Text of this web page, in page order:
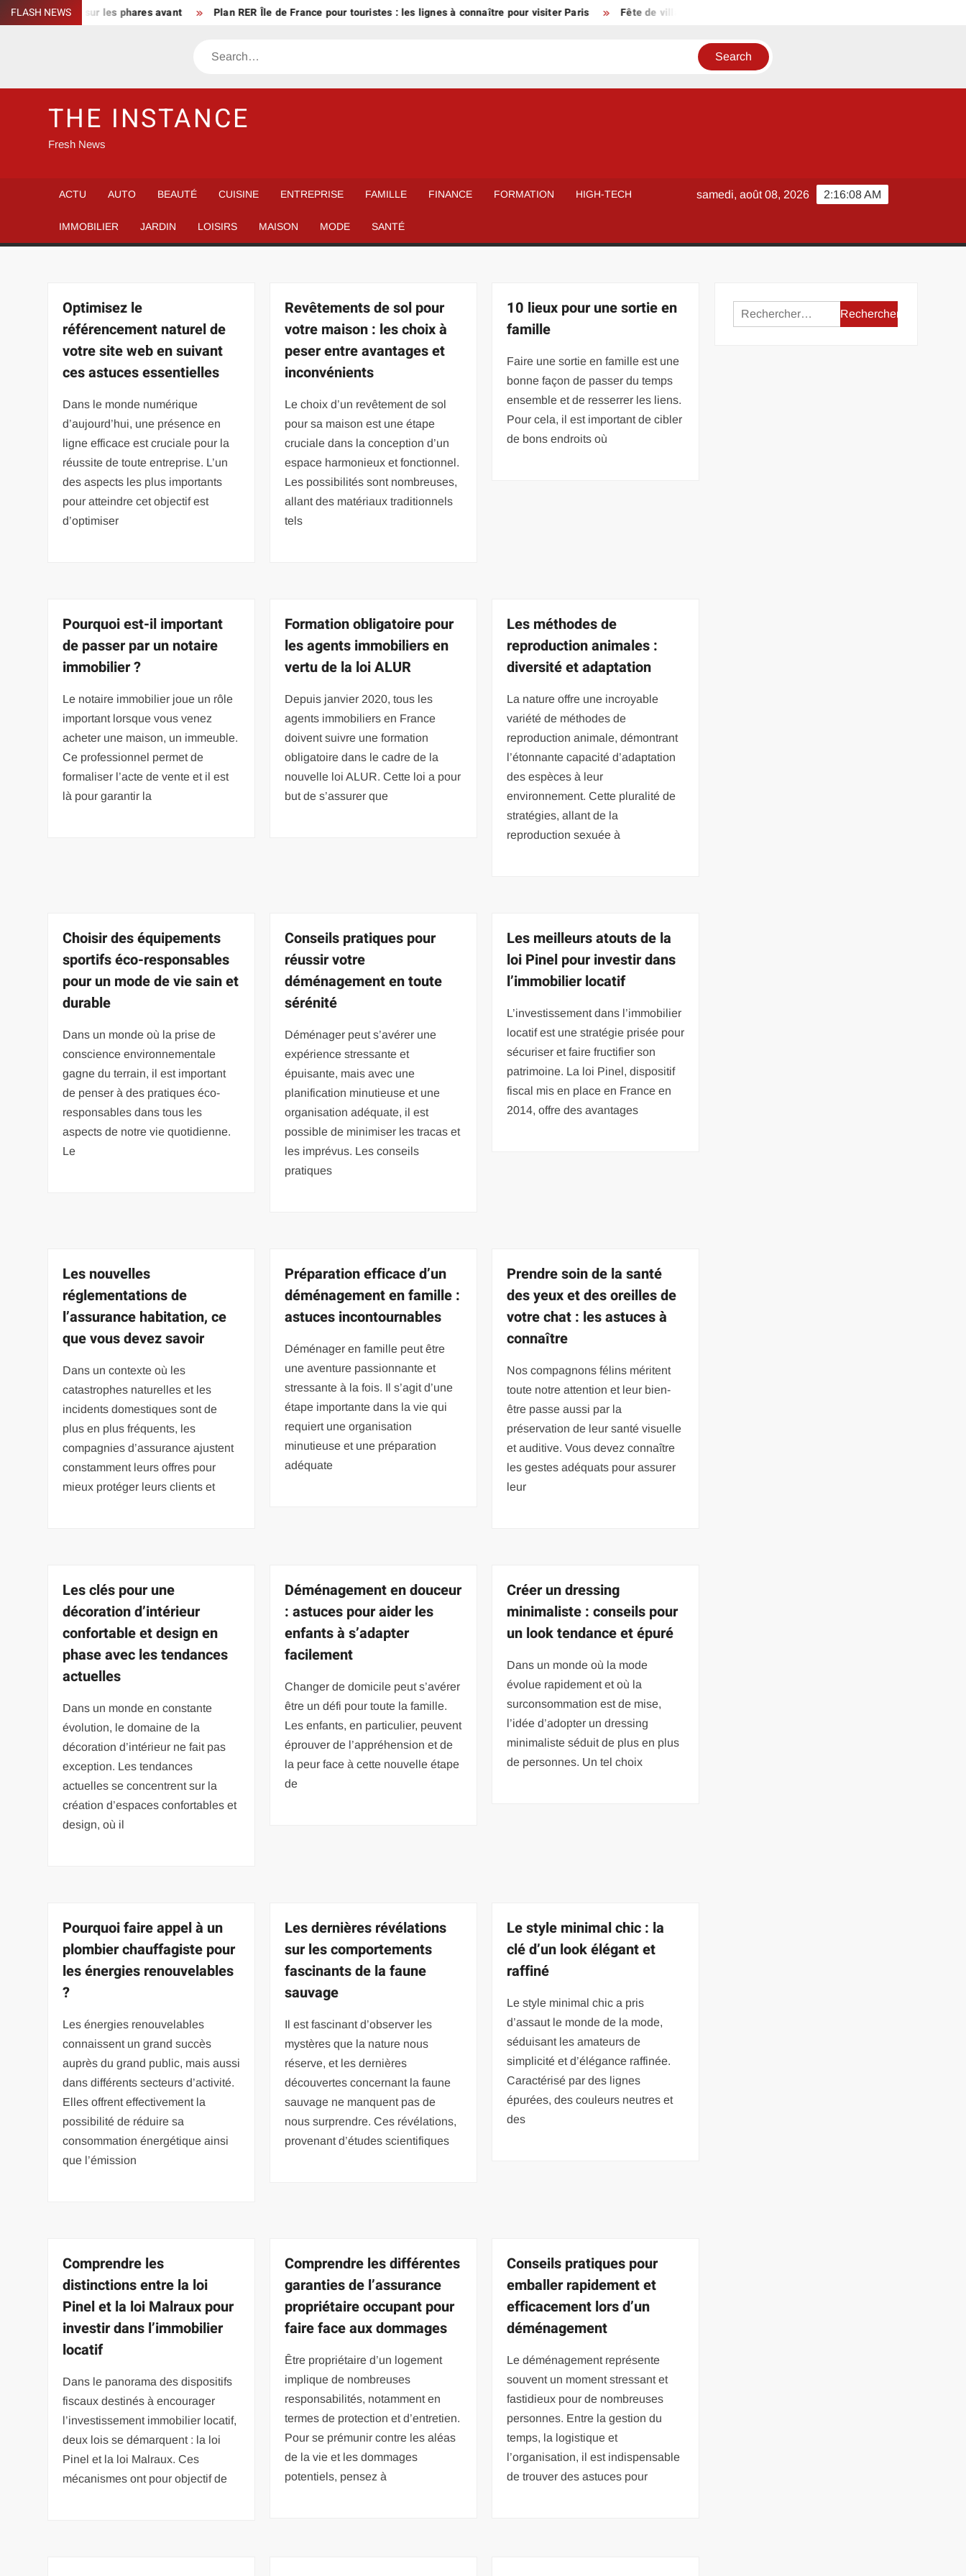
Skip
to
FLASH NEWS
: focus sur les phares avant Plan RER Île de France pour touristes : les lignes à connaître pour visiter Paris Fête de village Aveyron 2026 ou grande ville : pourquoi choisir la convivialité
Search
THE INSTANCE
Fresh News
ACTU AUTO BEAUTÉ CUISINE ENTREPRISE FAMILLE FINANCE FORMATION HIGH-TECH
IMMOBILIER JARDIN LOISIRS MAISON MODE SANTÉ
2:16:09 AM
samedi, août 08, 2026
Optimisez le
référencement naturel de
votre site web en suivant
ces astuces essentielles
Dans le monde numérique
d’aujourd’hui, une présence en
ligne efficace est cruciale pour la
réussite de toute entreprise. L’un
des aspects les plus importants
pour atteindre cet objectif est
d’optimiser
Revêtements de sol pour
votre maison : les choix à
peser entre avantages et
inconvénients
Le choix d’un revêtement de sol
pour sa maison est une étape
cruciale dans la conception d’un
espace harmonieux et fonctionnel.
Les possibilités sont nombreuses,
allant des matériaux traditionnels
tels
10 lieux pour une sortie en
famille
Faire une sortie en famille est une
bonne façon de passer du temps
ensemble et de resserrer les liens.
Pour cela, il est important de cibler
de bons endroits où
Pourquoi est-il important
de passer par un notaire
immobilier ?
Le notaire immobilier joue un rôle
important lorsque vous venez
acheter une maison, un immeuble.
Ce professionnel permet de
formaliser l’acte de vente et il est
là pour garantir la
Formation obligatoire pour
les agents immobiliers en
vertu de la loi ALUR
Depuis janvier 2020, tous les
agents immobiliers en France
doivent suivre une formation
obligatoire dans le cadre de la
nouvelle loi ALUR. Cette loi a pour
but de s’assurer que
Les méthodes de
reproduction animales :
diversité et adaptation
La nature offre une incroyable
variété de méthodes de
reproduction animale, démontrant
l’étonnante capacité d’adaptation
des espèces à leur
environnement. Cette pluralité de
stratégies, allant de la
reproduction sexuée à
Choisir des équipements
sportifs éco-responsables
pour un mode de vie sain et
durable
Dans un monde où la prise de
conscience environnementale
gagne du terrain, il est important
de penser à des pratiques éco-
responsables dans tous les
aspects de notre vie quotidienne.
Le
Conseils pratiques pour
réussir votre
déménagement en toute
sérénité
Déménager peut s’avérer une
expérience stressante et
épuisante, mais avec une
planification minutieuse et une
organisation adéquate, il est
possible de minimiser les tracas et
les imprévus. Les conseils
pratiques
Les meilleurs atouts de la
loi Pinel pour investir dans
l’immobilier locatif
L’investissement dans l’immobilier
locatif est une stratégie prisée pour
sécuriser et faire fructifier son
patrimoine. La loi Pinel, dispositif
fiscal mis en place en France en
2014, offre des avantages
Les nouvelles
réglementations de
l’assurance habitation, ce
que vous devez savoir
Dans un contexte où les
catastrophes naturelles et les
incidents domestiques sont de
plus en plus fréquents, les
compagnies d’assurance ajustent
constamment leurs offres pour
mieux protéger leurs clients et
Préparation efficace d’un
déménagement en famille :
astuces incontournables
Déménager en famille peut être
une aventure passionnante et
stressante à la fois. Il s’agit d’une
étape importante dans la vie qui
requiert une organisation
minutieuse et une préparation
adéquate
Prendre soin de la santé
des yeux et des oreilles de
votre chat : les astuces à
connaître
Nos compagnons félins méritent
toute notre attention et leur bien-
être passe aussi par la
préservation de leur santé visuelle
et auditive. Vous devez connaître
les gestes adéquats pour assurer
leur
Les clés pour une
décoration d’intérieur
confortable et design en
phase avec les tendances
actuelles
Dans un monde en constante
évolution, le domaine de la
décoration d’intérieur ne fait pas
exception. Les tendances
actuelles se concentrent sur la
création d’espaces confortables et
design, où il
Déménagement en douceur
: astuces pour aider les
enfants à s’adapter
facilement
Changer de domicile peut s’avérer
être un défi pour toute la famille.
Les enfants, en particulier, peuvent
éprouver de l’appréhension et de
la peur face à cette nouvelle étape
de
Créer un dressing
minimaliste : conseils pour
un look tendance et épuré
Dans un monde où la mode
évolue rapidement et où la
surconsommation est de mise,
l’idée d’adopter un dressing
minimaliste séduit de plus en plus
de personnes. Un tel choix
Pourquoi faire appel à un
plombier chauffagiste pour
les énergies renouvelables
?
Les énergies renouvelables
connaissent un grand succès
auprès du grand public, mais aussi
dans différents secteurs d’activité.
Elles offrent effectivement la
possibilité de réduire sa
consommation énergétique ainsi
que l’émission
Les dernières révélations
sur les comportements
fascinants de la faune
sauvage
Il est fascinant d’observer les
mystères que la nature nous
réserve, et les dernières
découvertes concernant la faune
sauvage ne manquent pas de
nous surprendre. Ces révélations,
provenant d’études scientifiques
Le style minimal chic : la
clé d’un look élégant et
raffiné
Le style minimal chic a pris
d’assaut le monde de la mode,
séduisant les amateurs de
simplicité et d’élégance raffinée.
Caractérisé par des lignes
épurées, des couleurs neutres et
des
Comprendre les
distinctions entre la loi
Pinel et la loi Malraux pour
investir dans l’immobilier
locatif
Dans le panorama des dispositifs
fiscaux destinés à encourager
l’investissement immobilier locatif,
deux lois se démarquent : la loi
Pinel et la loi Malraux. Ces
mécanismes ont pour objectif de
Comprendre les différentes
garanties de l’assurance
propriétaire occupant pour
faire face aux dommages
Être propriétaire d’un logement
implique de nombreuses
responsabilités, notamment en
termes de protection et d’entretien.
Pour se prémunir contre les aléas
de la vie et les dommages
potentiels, pensez à
Conseils pratiques pour
emballer rapidement et
efficacement lors d’un
déménagement
Le déménagement représente
souvent un moment stressant et
fastidieux pour de nombreuses
personnes. Entre la gestion du
temps, la logistique et
l’organisation, il est indispensable
de trouver des astuces pour
Rechercher :